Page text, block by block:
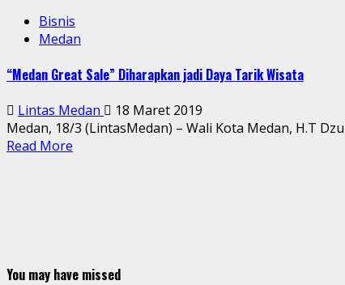
Bisnis
Medan
“Medan Great Sale” Diharapkan jadi Daya Tarik Wisata
Lintas Medan
18 Maret 2019
Medan, 18/3 (LintasMedan) – Wali Kota Medan, H.T
Read More
You may have missed